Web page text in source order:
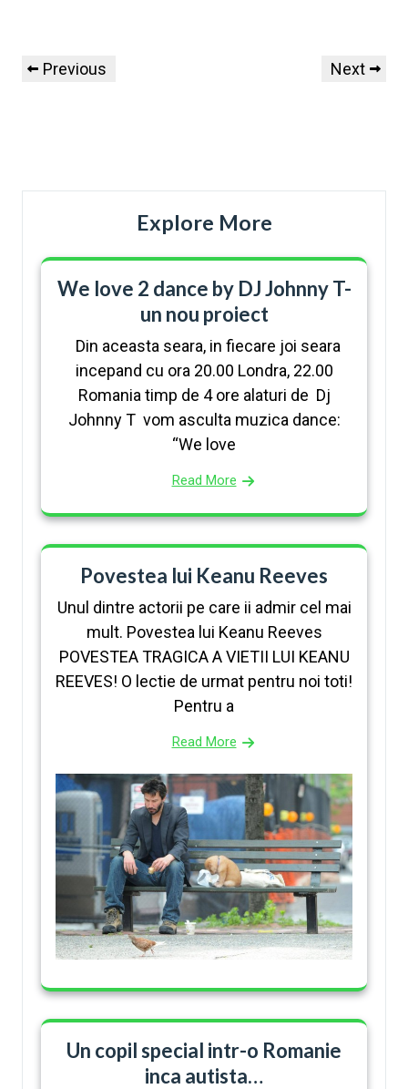
Previous Next
Explore More
We love 2 dance by DJ Johnny T-
un nou proiect
Din aceasta seara, in fiecare joi seara
incepand cu ora 20.00 Londra, 22.00
Romania timp de 4 ore alaturi de Dj
Johnny T vom asculta muzica dance:
“We love
Read More
Povestea lui Keanu Reeves
Unul dintre actorii pe care ii admir cel mai
mult. Povestea lui Keanu Reeves
POVESTEA TRAGICA A VIETII LUI KEANU
REEVES! O lectie de urmat pentru noi toti!
Pentru a
Read More
Un copil special intr-o Romanie
inca autista…